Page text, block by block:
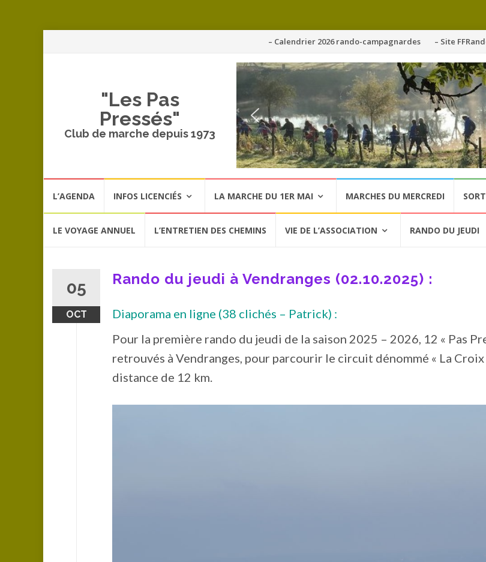
Aller
au
contenu
– Calendrier 2026 rando-campagnardes – Site
"Les Pas
Pressés"
Club de marche depuis 1973
contenu
L’AGENDA INFOS LICENCIÉS LA MARCHE DU 1ER MAI MARCHES DU MERCREDI
LE VOYAGE ANNUEL L’ENTRETIEN DES CHEMINS VIE DE L’ASSOCIATION RANDO DU JEUDI
05
OCT
Rando du jeudi à Vendranges (02.10.2025) :
Diaporama en ligne (38 clichés – Patrick) :
Pour la première rando du jeudi de la saison 2025 – 2026, 12 « Pas
retrouvés à Vendranges, pour parcourir le circuit dénommé « La Croix
distance de 12 km.